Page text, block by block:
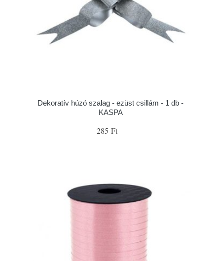
Dekoratív húzó szalag - ezüst csillám - 1 db -
KASPA
285 Ft